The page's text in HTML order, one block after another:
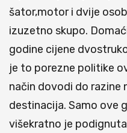
šator,motor i dvije
izuzetno skupo.
godine cijene
je to porezne politike
način dovodi do razine
destinacija. Samo ove
višekratno je